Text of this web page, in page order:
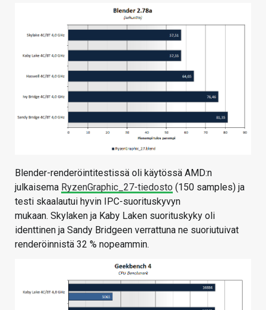
Blender-renderöintitestissä oli käytössä AMD:n
julkaisema RyzenGraphic_27-tiedosto (150 samples) ja
testi skaalautui hyvin IPC-suorituskyvyn
mukaan. Skylaken ja Kaby Laken suorituskyky oli
identtinen ja Sandy Bridgeen verrattuna ne suoriutuivat
renderöinnistä 32 % nopeammin.